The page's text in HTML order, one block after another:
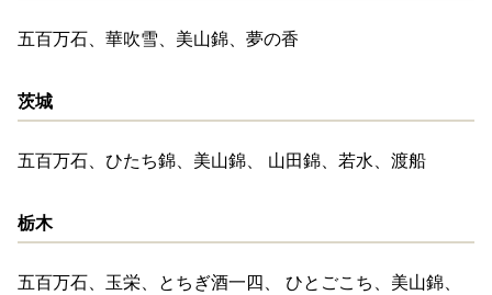
五百万石、華吹雪、美山錦、夢の香
茨城
五百万石、ひたち錦、美山錦、 山田錦、若水、渡船
栃木
五百万石、玉栄、とちぎ酒一四、 ひとごこち、美山錦、